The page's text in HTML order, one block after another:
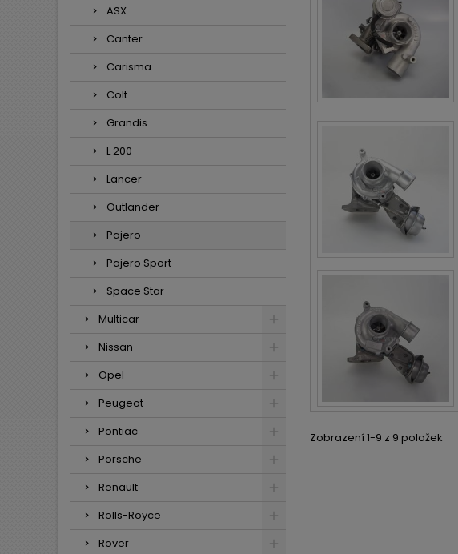
ASX
Canter
Carisma
Colt
Grandis
L 200
Lancer
Outlander
Pajero
Pajero Sport
Space Star
Multicar
Nissan
Opel
Peugeot
Pontiac
Porsche
Renault
Rolls-Royce
Rover
Zobrazení 1-9 z 9 položek